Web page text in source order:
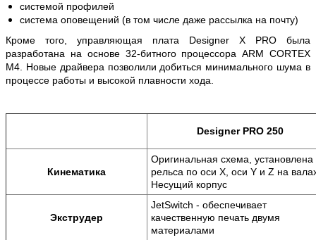
системой профилей
система оповещений (в том числе даже рассылка на почту)
Кроме того, управляющая плата Designer X PRO была
разработана на основе 32-битного процессора ARM CORTEX
M4. Новые драйвера позволили добиться минимального шума в
процессе работы и высокой плавности хода.
Designer PRO 250
Кинематика
Оригинальная схема, установлена
рельса по оси X, оси Y и Z на
Несущий корпус
Экструдер
JetSwitch - обеспечивает
качественную печать двумя
материалами